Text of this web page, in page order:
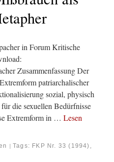
in Forum Kritische
Zusammenfassung Der
patriarchalischer
sozial, physisch
die sexuellen Bedürfnisse
Extremform in … Lesen
| Tags: FKP Nr. 33 (1994) ,